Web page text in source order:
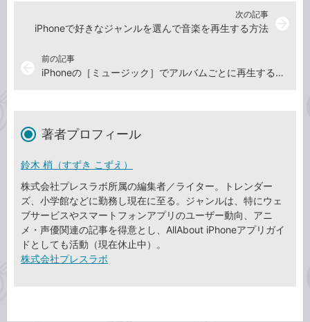
前の記事
iPhoneの［ミュージック］でアルバムごとに再生するには
次の記事
iPhoneで好きなジャンルを選んで音楽を再生する方法
著者プロフィール
鈴木 梢（すずき こずえ）
株式会社プレスラボ所属の編集者／ライター。トレンダー
ズ、小学館などに勤務し現在に至る。ジャンルは、特にウェ
ブサービスやスマートフォンアプリのユーザー動向、アニ
メ・声優関連の記事を得意とし、AllAbout iPhoneアプリガイ
ドとしても活動（現在休止中）。
株式会社プレスラボ